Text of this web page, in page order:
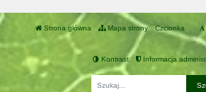
Strona główna Mapa strony Czcionka
Kontrast Informacja